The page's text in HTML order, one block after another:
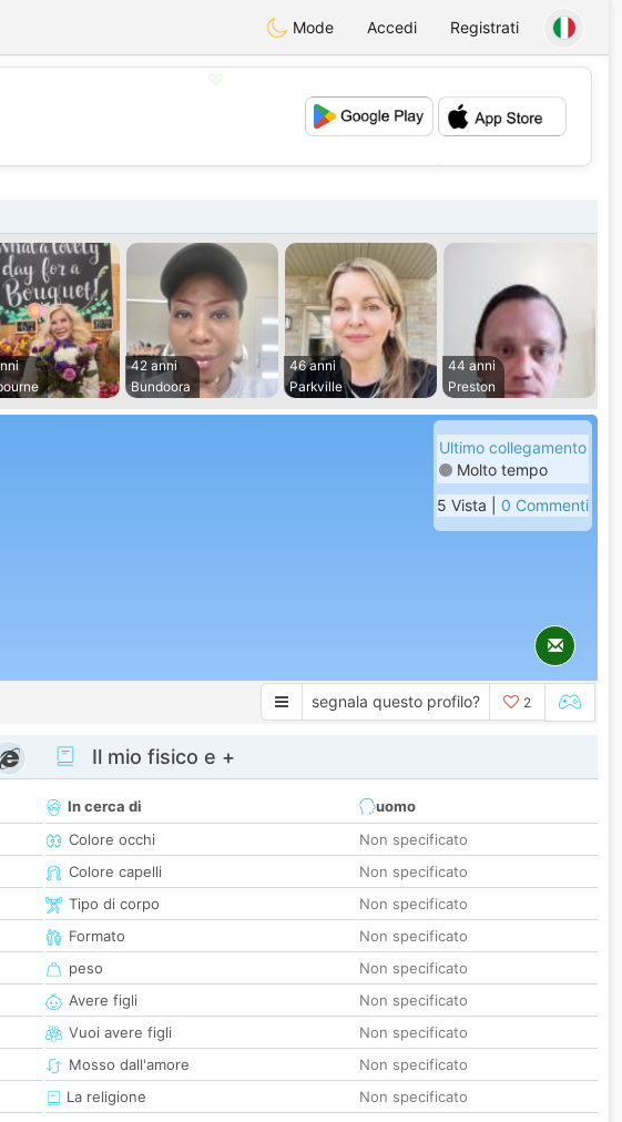
Mode Accedi Registrati
42 anni
Bundoora
46 anni
Parkville
44 anni
Preston
Ultimo collegamento
Molto tempo
5 Vista | 0 Commenti
segnala questo profilo? 2
Il mio fisico e +
In cerca di
uomo
Colore occhi
Non specificato
Colore capelli
Non specificato
Tipo di corpo
Non specificato
Formato
Non specificato
peso
Non specificato
Avere figli
Non specificato
Vuoi avere figli
Non specificato
Mosso dall'amore
Non specificato
La religione
Non specificato